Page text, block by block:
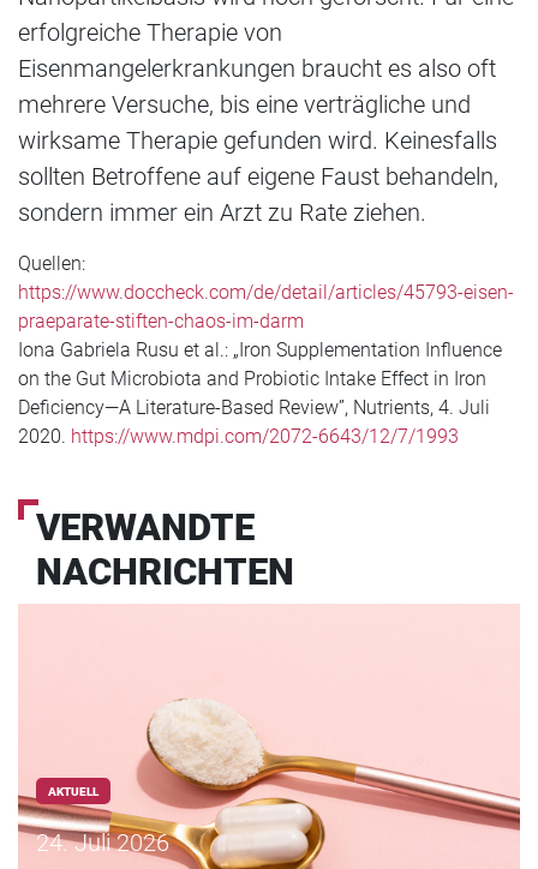
erfolgreiche Therapie von
Eisenmangelerkrankungen braucht es also oft
mehrere Versuche, bis eine verträgliche und
wirksame Therapie gefunden wird. Keinesfalls
sollten Betroffene auf eigene Faust behandeln,
sondern immer ein Arzt zu Rate ziehen.
Quellen:
https://www.doccheck.com/de/detail/articles/45793-eisen-
praeparate-stiften-chaos-im-darm
Iona Gabriela Rusu et al.: „Iron Supplementation Influence
on the Gut Microbiota and Probiotic Intake Effect in Iron
Deficiency—A Literature-Based Review”, Nutrients, 4. Juli
2020. https://www.mdpi.com/2072-6643/12/7/1993
VERWANDTE
NACHRICHTEN
AKTUELL
24. Juli 2026